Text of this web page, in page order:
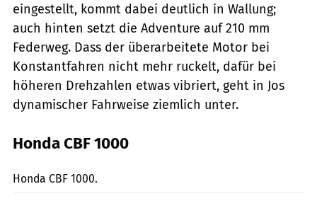
eingestellt, kommt dabei deutlich in Wallung;
auch hinten setzt die Adventure auf 210 mm
Federweg. Dass der überarbeitete Motor bei
Konstantfahren nicht mehr ruckelt, dafür bei
höheren Drehzahlen etwas vibriert, geht in Jos
dynamischer Fahrweise ziemlich unter.
Honda CBF 1000
Honda CBF 1000.